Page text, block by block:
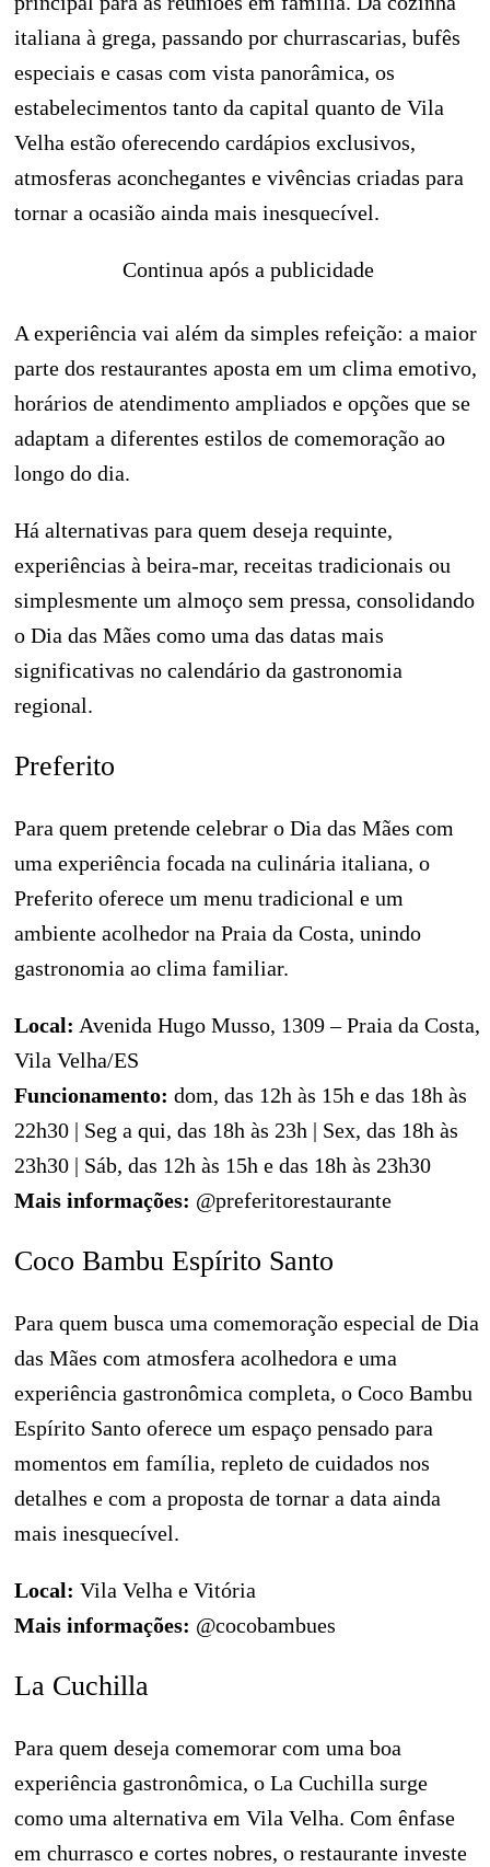
italiana à grega, passando por churrascarias, bufês
especiais e casas com vista panorâmica, os
estabelecimentos tanto da capital quanto de Vila
Velha estão oferecendo cardápios exclusivos,
atmosferas aconchegantes e vivências criadas para
tornar a ocasião ainda mais inesquecível.
Continua após a publicidade
A experiência vai além da simples refeição: a maior
parte dos restaurantes aposta em um clima emotivo,
horários de atendimento ampliados e opções que se
adaptam a diferentes estilos de comemoração ao
longo do dia.
Há alternativas para quem deseja requinte,
experiências à beira-mar, receitas tradicionais ou
simplesmente um almoço sem pressa, consolidando
o Dia das Mães como uma das datas mais
significativas no calendário da gastronomia
regional.
Preferito
Para quem pretende celebrar o Dia das Mães com
uma experiência focada na culinária italiana, o
Preferito oferece um menu tradicional e um
ambiente acolhedor na Praia da Costa, unindo
gastronomia ao clima familiar.
Local: Avenida Hugo Musso, 1309 – Praia da Costa,
Vila Velha/ES
Funcionamento: dom, das 12h às 15h e das 18h às
22h30 | Seg a qui, das 18h às 23h | Sex, das 18h às
23h30 | Sáb, das 12h às 15h e das 18h às 23h30
Mais informações: @preferitorestaurante
Coco Bambu Espírito Santo
Para quem busca uma comemoração especial de Dia
das Mães com atmosfera acolhedora e uma
experiência gastronômica completa, o Coco Bambu
Espírito Santo oferece um espaço pensado para
momentos em família, repleto de cuidados nos
detalhes e com a proposta de tornar a data ainda
mais inesquecível.
Local: Vila Velha e Vitória
Mais informações: @cocobambues
La Cuchilla
Para quem deseja comemorar com uma boa
experiência gastronômica, o La Cuchilla surge
como uma alternativa em Vila Velha. Com ênfase
em churrasco e cortes nobres, o restaurante investe